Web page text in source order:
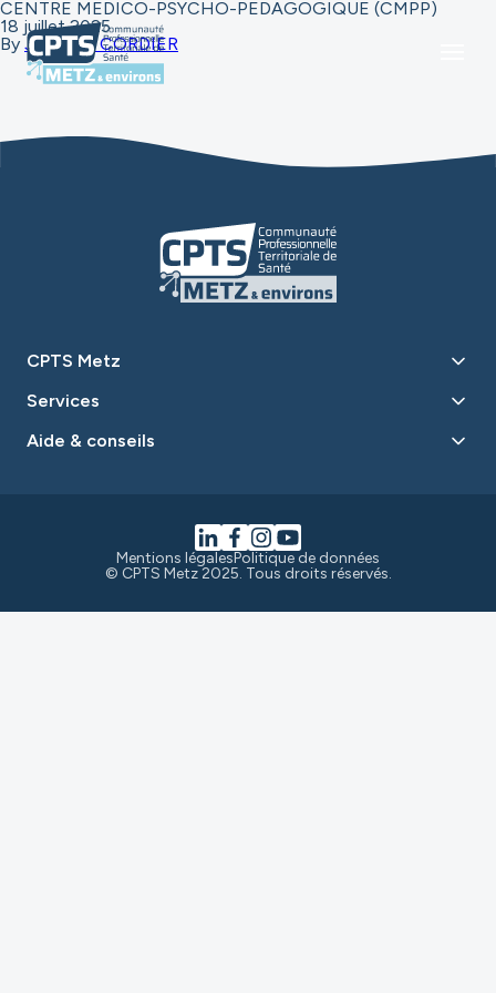
CENTRE MEDICO-PSYCHO-PEDAGOGIQUE (CMPP)
18 juillet 2025
By Jennyfer CORDIER
CPTS Metz
Services
Aide & conseils
Mentions légalesPolitique de données
© CPTS Metz 2025. Tous droits réservés.